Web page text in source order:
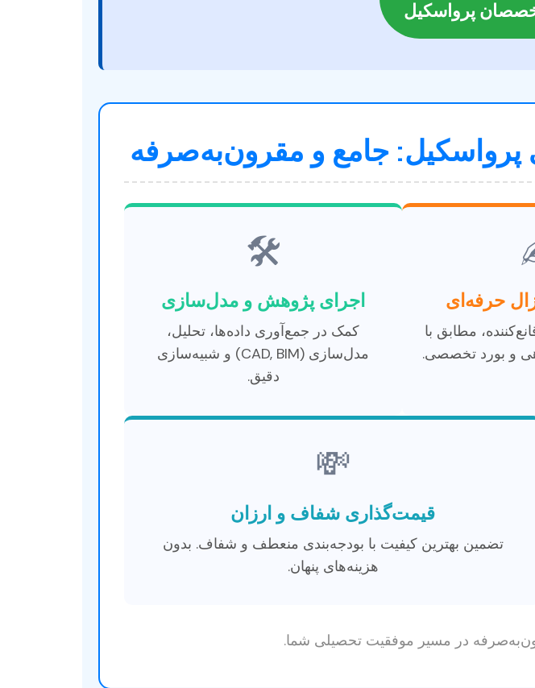
پرواسکیل
پرواسکیل: جامع و مقرون‌به‌صرفه
حرفه‌ای
مطابق با
و بورد تخصصی.
🛠️
اجرای پژوهش و مدل‌سازی
کمک در جمع‌آوری داده‌ها، تحلیل،
مدل‌سازی (CAD, BIM) و شبیه‌سازی
دقیق.
💸
قیمت‌گذاری شفاف و ارزان
تضمین بهترین کیفیت با بودجه‌بندی منعطف و شفاف. بدون
هزینه‌های پنهان.
در مسیر موفقیت تحصیلی شما.